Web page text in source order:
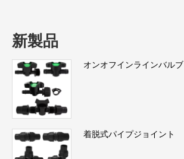
新製品
オンオフインラインバルブ
着脱式パイプジョイント